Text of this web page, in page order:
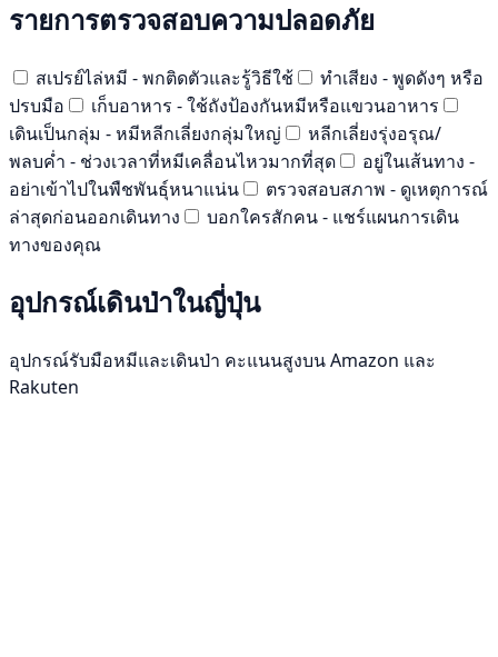
รายการตรวจสอบความปลอดภัย
สเปรย์ไล่หมี - พกติดตัวและรู้วิธีใช้
ทำเสียง - พูดดังๆ หรือ
ปรบมือ
เก็บอาหาร - ใช้ถังป้องกันหมีหรือแขวนอาหาร
เดินเป็นกลุ่ม - หมีหลีกเลี่ยงกลุ่มใหญ่
หลีกเลี่ยงรุ่งอรุณ/
พลบค่ำ - ช่วงเวลาที่หมีเคลื่อนไหวมากที่สุด
อยู่ในเส้นทาง -
อย่าเข้าไปในพืชพันธุ์หนาแน่น
ตรวจสอบสภาพ - ดูเหตุการณ์
ล่าสุดก่อนออกเดินทาง
บอกใครสักคน - แชร์แผนการเดิน
ทางของคุณ
อุปกรณ์เดินป่าในญี่ปุ่น
อุปกรณ์รับมือหมีและเดินป่า คะแนนสูงบน Amazon และ
Rakuten